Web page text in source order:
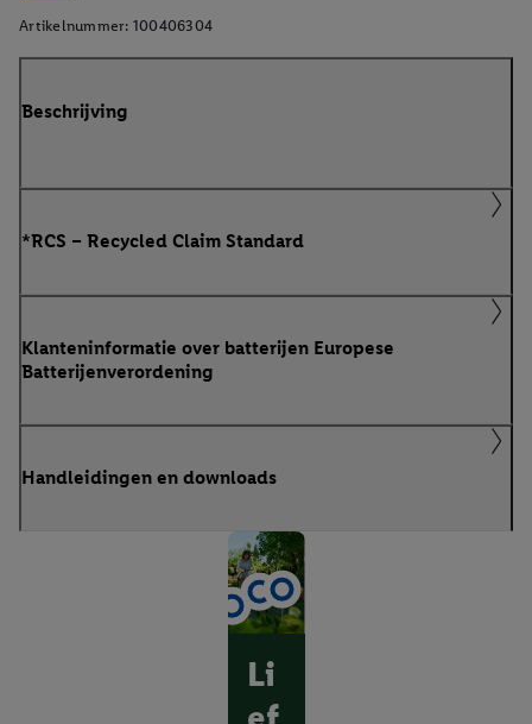
Artikelnummer: 100406304
Beschrijving
*RCS – Recycled Claim Standard
Klanteninformatie over batterijen Europese
Batterijenverordening
Handleidingen en downloads
Li